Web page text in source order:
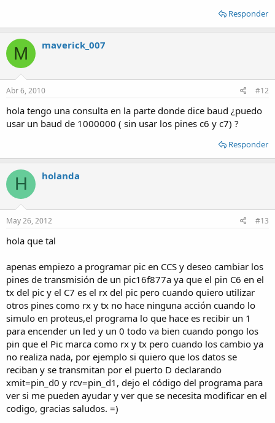
Responder
M maverick_007
Abr 6, 2010 #12
hola tengo una consulta en la parte donde dice baud ¿puedo
usar un baud de 1000000 ( sin usar los pines c6 y c7) ?
Responder
H holanda
May 26, 2012 #13
hola que tal
apenas empiezo a programar pic en CCS y deseo cambiar los
pines de transmisión de un pic16f877a ya que el pin C6 en el
tx del pic y el C7 es el rx del pic pero cuando quiero utilizar
otros pines como rx y tx no hace ninguna acción cuando lo
simulo en proteus,el programa lo que hace es recibir un 1
para encender un led y un 0 todo va bien cuando pongo los
pin que el Pic marca como rx y tx pero cuando los cambio ya
no realiza nada, por ejemplo si quiero que los datos se
reciban y se transmitan por el puerto D declarando
xmit=pin_d0 y rcv=pin_d1, dejo el código del programa para
ver si me pueden ayudar y ver que se necesita modificar en el
codigo, gracias saludos. =)